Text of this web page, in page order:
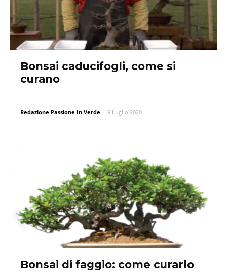
Bonsai caducifogli, come si
curano
Redazione Passione In Verde - 9 Luglio 2020
Bonsai di faggio: come curarlo